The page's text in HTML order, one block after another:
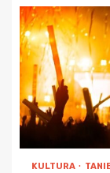
KULTURA